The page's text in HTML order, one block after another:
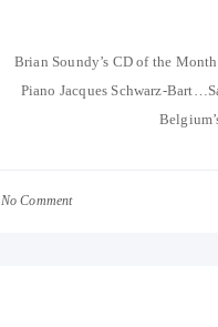
Brian Soundy’s CD of the
Piano Jacques Schwarz-
No Comment